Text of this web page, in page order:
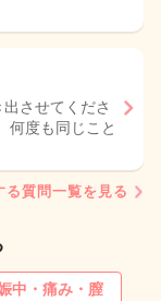
させてくださ
何度も同じこと
る質問一覧を見る
中・痛み・膣